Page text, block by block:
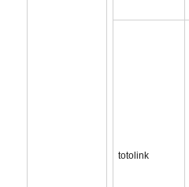
totolink